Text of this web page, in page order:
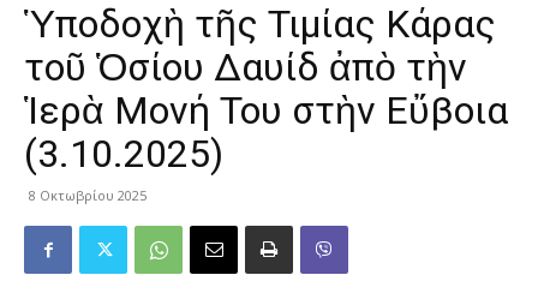
Ὑποδοχὴ τῆς Τιμίας Κάρας
τοῦ Ὁσίου Δαυίδ ἀπὸ τὴν
Ἱερὰ Μονή Του στὴν Εὔβοια
(3.10.2025)
8 Οκτωβρίου 2025